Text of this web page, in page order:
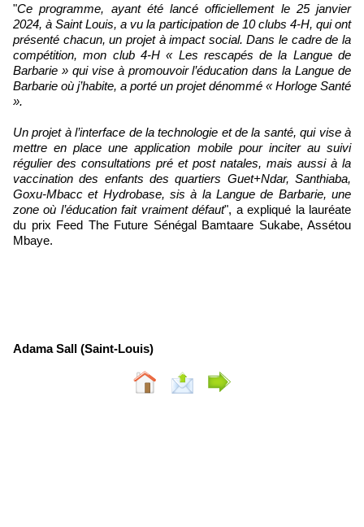
"Ce programme, ayant été lancé officiellement le 25 janvier
2024, à Saint Louis, a vu la participation de 10 clubs 4-H, qui ont
présenté chacun, un projet à impact social. Dans le cadre de la
compétition, mon club 4-H « Les rescapés de la Langue de
Barbarie » qui vise à promouvoir l’éducation dans la Langue de
Barbarie où j’habite, a porté un projet dénommé « Horloge Santé
».
Un projet à l’interface de la technologie et de la santé, qui vise à
mettre en place une application mobile pour inciter au suivi
régulier des consultations pré et post natales, mais aussi à la
vaccination des enfants des quartiers Guet+Ndar, Santhiaba,
Goxu-Mbacc et Hydrobase, sis à la Langue de Barbarie, une
zone où l’éducation fait vraiment défaut", a expliqué la lauréate
du prix Feed The Future Sénégal Bamtaare Sukabe, Assétou
Mbaye.
Adama Sall (Saint-Louis)